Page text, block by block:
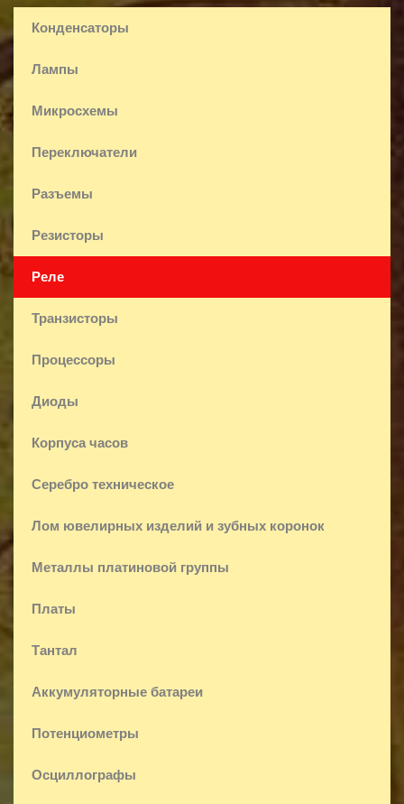
Конденсаторы
Лампы
Микросхемы
Переключатели
Разъемы
Резисторы
Реле
Транзисторы
Процессоры
Диоды
Корпуса часов
Серебро техническое
Лом ювелирных изделий и зубных коронок
Металлы платиновой группы
Платы
Тантал
Аккумуляторные батареи
Потенциометры
Осциллографы